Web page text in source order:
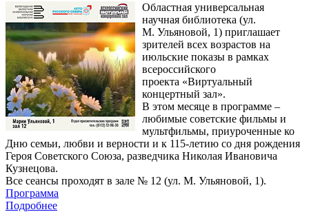
Областная универсальная
научная библиотека (ул.
М. Ульяновой, 1) приглашает
зрителей всех возрастов на
июльские показы в рамках
всероссийского
проекта «Виртуальный
концертный зал».
В этом месяце в программе –
любимые советские фильмы и
мультфильмы, приуроченные ко
Дню семьи, любви и верности и к 115-летию со дня рождения
Героя Советского Союза, разведчика Николая Ивановича
Кузнецова.
Все сеансы проходят в зале № 12 (ул. М. Ульяновой, 1).
Программа
Подробнее